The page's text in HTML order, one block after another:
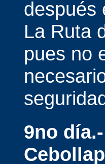
después
La Ruta
pues no
9no